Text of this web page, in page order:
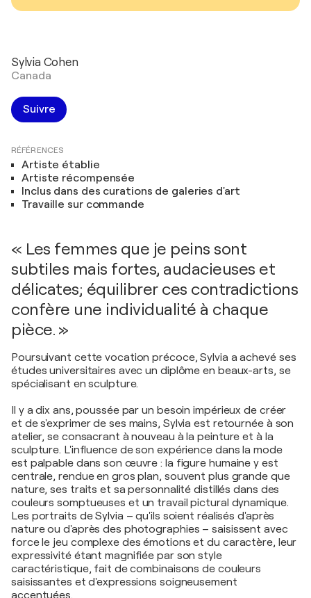
Sylvia Cohen
Canada
Suivre
RÉFÉRENCES
Artiste établie
Artiste récompensée
Inclus dans des curations de galeries d'art
Travaille sur commande
« Les femmes que je peins sont
subtiles mais fortes, audacieuses et
délicates; équilibrer ces contradictions
confère une individualité à chaque
pièce. »
Poursuivant cette vocation précoce, Sylvia a achevé ses
études universitaires avec un diplôme en beaux-arts, se
spécialisant en sculpture.
Il y a dix ans, poussée par un besoin impérieux de créer
et de s'exprimer de ses mains, Sylvia est retournée à son
atelier, se consacrant à nouveau à la peinture et à la
sculpture. L'influence de son expérience dans la mode
est palpable dans son œuvre : la figure humaine y est
centrale, rendue en gros plan, souvent plus grande que
nature, ses traits et sa personnalité distillés dans des
couleurs somptueuses et un travail pictural dynamique.
Les portraits de Sylvia – qu'ils soient réalisés d'après
nature ou d'après des photographies – saisissent avec
force le jeu complexe des émotions et du caractère, leur
expressivité étant magnifiée par son style
caractéristique, fait de combinaisons de couleurs
saisissantes et d'expressions soigneusement